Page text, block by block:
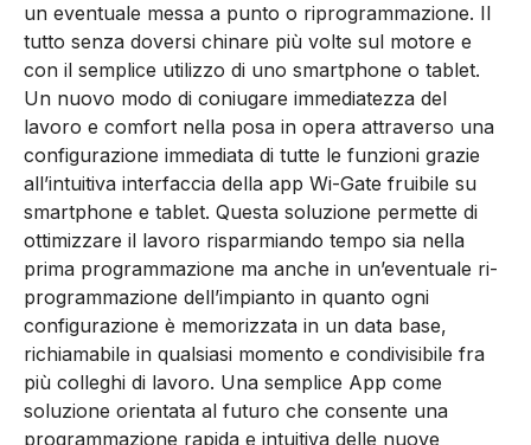
un eventuale messa a punto o riprogrammazione. Il
tutto senza doversi chinare più volte sul motore e
con il semplice utilizzo di uno smartphone o tablet.
Un nuovo modo di coniugare immediatezza del
lavoro e comfort nella posa in opera attraverso una
configurazione immediata di tutte le funzioni grazie
all’intuitiva interfaccia della app Wi-Gate fruibile su
smartphone e tablet. Questa soluzione permette di
ottimizzare il lavoro risparmiando tempo sia nella
prima programmazione ma anche in un’eventuale ri-
programmazione dell’impianto in quanto ogni
configurazione è memorizzata in un data base,
richiamabile in qualsiasi momento e condivisibile fra
più colleghi di lavoro. Una semplice App come
soluzione orientata al futuro che consente una
programmazione rapida e intuitiva delle nuove